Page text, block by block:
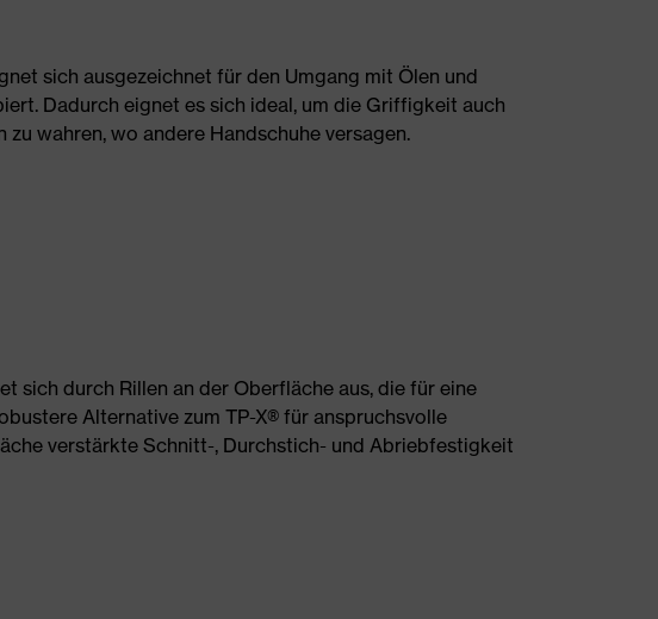
sich ausgezeichnet für den Umgang mit Ölen und
Dadurch eignet es sich ideal, um die Griffigkeit auch
wahren, wo andere Handschuhe versagen.
sich durch Rillen an der Oberfläche aus, die für eine
Alternative zum TP-X® für anspruchsvolle
verstärkte Schnitt-, Durchstich- und Abriebfestigkeit